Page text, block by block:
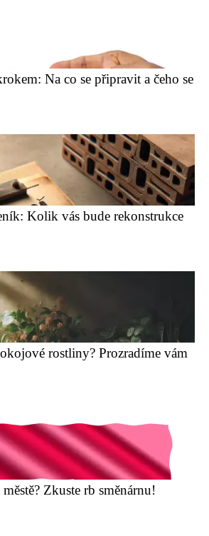
Na co se připravit a čeho se
Kolik vás bude rekonstrukce
rostliny? Prozradíme vám
Zkuste rb směnárnu!